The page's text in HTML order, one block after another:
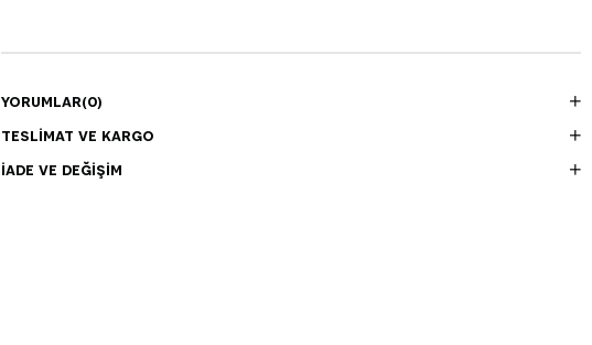
YORUMLAR(0)
TESLIMAT VE KARGO
İADE VE DEĞIŞIM